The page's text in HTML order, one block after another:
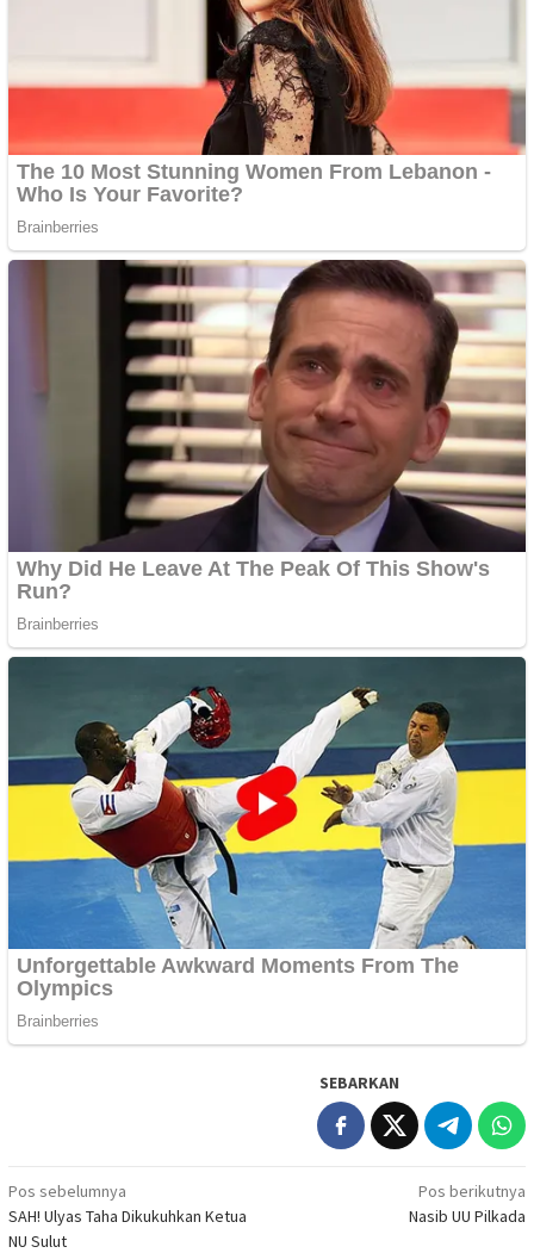
SEBARKAN
Navigasi
pos
Pos sebelumnya
SAH! Ulyas Taha Dikukuhkan Ketua
NU Sulut
Pos berikutnya
Nasib UU Pilkada